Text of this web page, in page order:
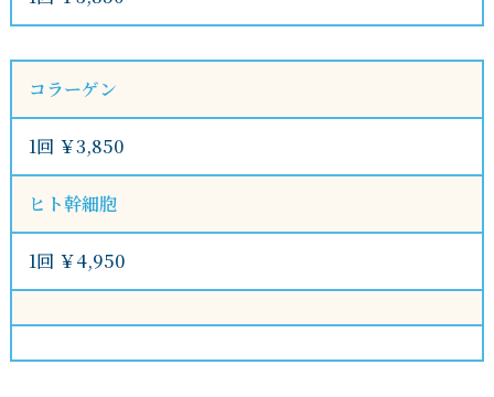
コラーゲン
1回 ￥3,850
ヒト幹細胞
1回 ￥4,950